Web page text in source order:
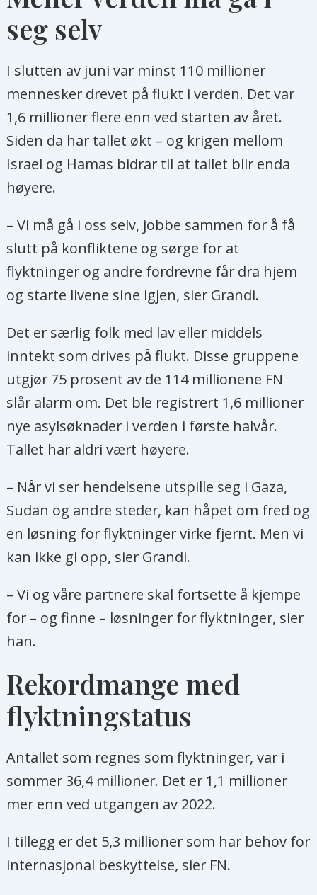
seg selv
I slutten av juni var minst 110 millioner
mennesker drevet på flukt i verden. Det var
1,6 millioner flere enn ved starten av året.
Siden da har tallet økt – og krigen mellom
Israel og Hamas bidrar til at tallet blir enda
høyere.
– Vi må gå i oss selv, jobbe sammen for å få
slutt på konfliktene og sørge for at
flyktninger og andre fordrevne får dra hjem
og starte livene sine igjen, sier Grandi.
Det er særlig folk med lav eller middels
inntekt som drives på flukt. Disse gruppene
utgjør 75 prosent av de 114 millionene FN
slår alarm om. Det ble registrert 1,6 millioner
nye asylsøknader i verden i første halvår.
Tallet har aldri vært høyere.
– Når vi ser hendelsene utspille seg i Gaza,
Sudan og andre steder, kan håpet om fred og
en løsning for flyktninger virke fjernt. Men vi
kan ikke gi opp, sier Grandi.
– Vi og våre partnere skal fortsette å kjempe
for – og finne – løsninger for flyktninger, sier
han.
Rekordmange med
flyktningstatus
Antallet som regnes som flyktninger, var i
sommer 36,4 millioner. Det er 1,1 millioner
mer enn ved utgangen av 2022.
I tillegg er det 5,3 millioner som har behov for
internasjonal beskyttelse, sier FN.